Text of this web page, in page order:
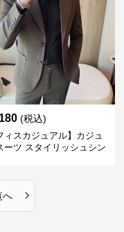
(税込)
ィスカジュアル】カジュ
ーツ スタイリッシュシン
へ ›